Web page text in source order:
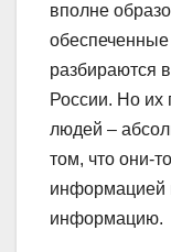
вполне
разбираются
России. Но их
людей –
том, что они-
информацией
информацию.